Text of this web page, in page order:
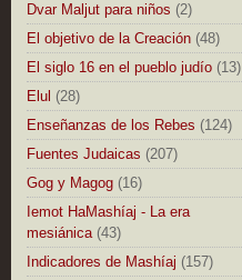
Dvar Maljut para niños (2)
El objetivo de la Creación (48)
El siglo 16 en el pueblo judío (13)
Elul (28)
Enseñanzas de los Rebes (124)
Fuentes Judaicas (207)
Gog y Magog (16)
Iemot HaMashíaj - La era
mesiánica (43)
Indicadores de Mashíaj (157)